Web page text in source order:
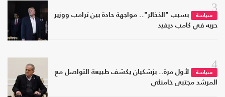
3
سياسة
بسبب "الذخائر".. مواجهة حادة بين ترامب ووزير
حربه في كامب ديفيد
4
سياسة
لأول مرة.. بزشكيان يكشف طبيعة التواصل مع
المرشد مجتبى خامنئي